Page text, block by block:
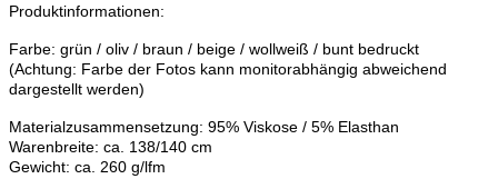
Produktinformationen:
Farbe: grün / oliv / braun / beige / wollweiß / bunt bedruckt
(Achtung: Farbe der Fotos kann monitorabhängig abweichend
dargestellt werden)
Materialzusammensetzung: 95% Viskose / 5% Elasthan
Warenbreite: ca. 138/140 cm
Gewicht: ca. 260 g/lfm